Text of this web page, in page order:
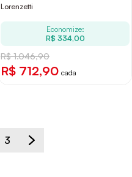
Lorenzetti
Economize:
R$ 334,00
R$ 1.046,90
R$ 712,90 cada
3